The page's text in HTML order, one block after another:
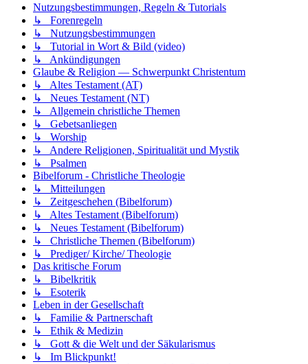
Nutzungsbestimmungen, Regeln & Tutorials
↳ Forenregeln
↳ Nutzungsbestimmungen
↳ Tutorial in Wort & Bild (video)
↳ Ankündigungen
Glaube & Religion — Schwerpunkt Christentum
↳ Altes Testament (AT)
↳ Neues Testament (NT)
↳ Allgemein christliche Themen
↳ Gebetsanliegen
↳ Worship
↳ Andere Religionen, Spiritualität und Mystik
↳ Psalmen
Bibelforum - Christliche Theologie
↳ Mitteilungen
↳ Zeitgeschehen (Bibelforum)
↳ Altes Testament (Bibelforum)
↳ Neues Testament (Bibelforum)
↳ Christliche Themen (Bibelforum)
↳ Prediger/ Kirche/ Theologie
Das kritische Forum
↳ Bibelkritik
↳ Esoterik
Leben in der Gesellschaft
↳ Familie & Partnerschaft
↳ Ethik & Medizin
↳ Gott & die Welt und der Säkularismus
↳ Im Blickpunkt!